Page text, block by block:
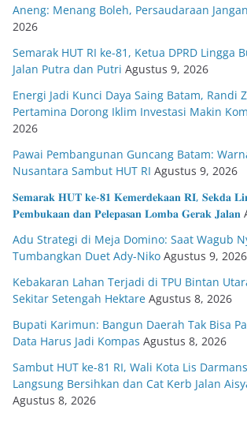
Aneng: Menang Boleh, Persaudaraan
2026
Semarak HUT RI ke-81, Ketua DPRD Lingga
Jalan Putra dan Putri Agustus 9, 2026
Energi Jadi Kunci Daya Saing Batam, Randi
Pertamina Dorong Iklim Investasi Makin
2026
Pawai Pembangunan Guncang Batam:
Nusantara Sambut HUT RI Agustus 9, 2026
𝐒𝐞𝐦𝐚𝐫𝐚𝐤 𝐇𝐔𝐓 𝐤𝐞-𝟖𝟏 𝐊𝐞𝐦𝐞𝐫𝐝𝐞𝐤𝐚𝐚𝐧 𝐑𝐈, 𝐒𝐞𝐤𝐝𝐚
𝐏𝐞𝐦𝐛𝐮𝐤𝐚𝐚𝐧 𝐝𝐚𝐧 𝐏𝐞𝐥𝐞𝐩𝐚𝐬𝐚𝐧 𝐋𝐨𝐦𝐛𝐚 𝐆𝐞𝐫𝐚𝐤 𝐉𝐚𝐥𝐚𝐧
Adu Strategi di Meja Domino: Saat Wagub
Tumbangkan Duet Ady-Niko Agustus 9, 2026
Kebakaran Lahan Terjadi di TPU Bintan
Sekitar Setengah Hektare Agustus 8, 2026
Bupati Karimun: Bangun Daerah Tak Bisa
Data Harus Jadi Kompas Agustus 8, 2026
Sambut HUT ke-81 RI, Wali Kota Lis
Langsung Bersihkan dan Cat Kerb Jalan
Agustus 8, 2026